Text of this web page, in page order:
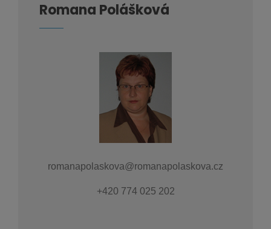
Romana Polášková
romanapolaskova@romanapolaskova.cz
+420 774 025 202